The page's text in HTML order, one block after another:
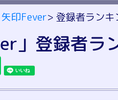
矢印Fever> 登録者ランキ
」登録者ラ